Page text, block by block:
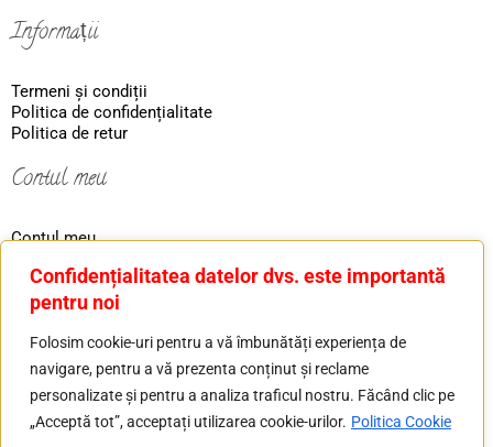
Confidențialitatea datelor dvs. este importantă
pentru noi
Folosim cookie-uri pentru a vă îmbunătăți experiența de
navigare, pentru a vă prezenta conținut și reclame
personalizate și pentru a analiza traficul nostru. Făcând clic pe
„Acceptă tot”, acceptați utilizarea cookie-urilor. Politica Cookie
Informații
Termeni și condiții
Politica de confidențialitate
Politica de retur
Contul meu
Contul meu
Ordin
Mail: basilver.gold@gmail.com